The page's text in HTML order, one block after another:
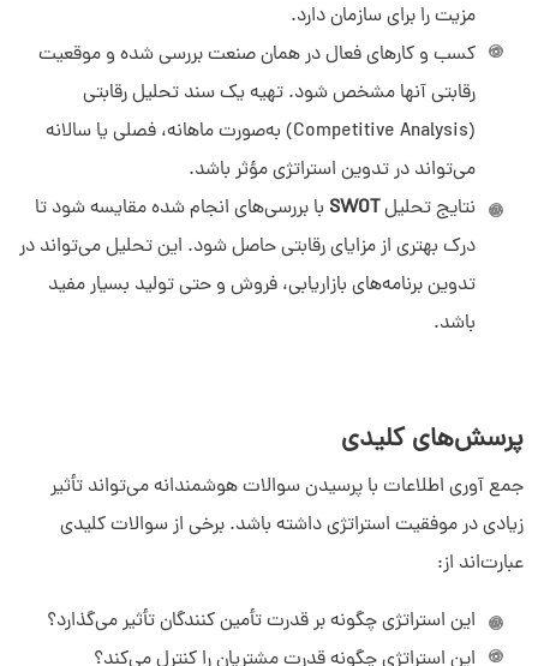
مزیت را برای سازمان دارد.
کسب و کارهای فعال در همان صنعت بررسی شده و موقعیت
رقابتی آنها مشخص شود. تهیه یک سند تحلیل رقابتی
(Competitive Analysis) به‌صورت ماهانه، فصلی یا سالانه
می‌تواند در تدوین استراتژی مؤثر باشد.
نتایج تحلیلSWOT با بررسی‌های انجام‌ شده مقایسه شود تا
درک بهتری از مزایای رقابتی حاصل شود. این تحلیل می‌تواند در
تدوین برنامه‌های بازاریابی، فروش و حتی تولید بسیار مفید
باشد.
پرسش‌های کلیدی
جمع ‌آوری اطلاعات با پرسیدن سوالات هوشمندانه می‌تواند تأثیر
زیادی در موفقیت استراتژی داشته باشد. برخی از سوالات کلیدی
عبارت‌اند از:
این استراتژی چگونه بر قدرت تأمین ‌کنندگان تأثیر می‌گذارد؟
دیدار چیست؟
چرا دیدار بخرم؟